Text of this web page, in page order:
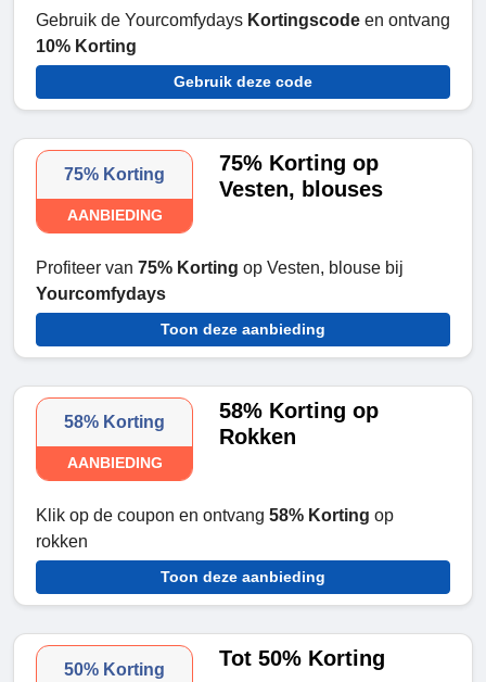
Gebruik de Yourcomfydays Kortingscode en ontvang
10% Korting
Gebruik deze code
75% Korting
AANBIEDING
75% Korting op
Vesten, blouses
Profiteer van 75% Korting op Vesten, blouse bij
Yourcomfydays
Toon deze aanbieding
58% Korting
AANBIEDING
58% Korting op
Rokken
Klik op de coupon en ontvang 58% Korting op
rokken
Toon deze aanbieding
50% Korting Tot 50% Korting